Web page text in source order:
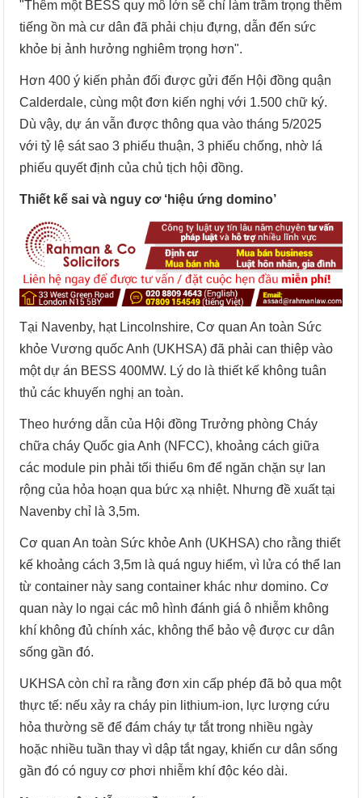
"Thêm một BESS quy mô lớn sẽ chỉ làm trầm trọng thêm
tiếng ồn mà cư dân đã phải chịu đựng, dẫn đến sức
khỏe bị ảnh hưởng nghiêm trọng hơn".
Hơn 400 ý kiến phản đối được gửi đến Hội đồng quận
Calderdale, cùng một đơn kiến nghị với 1.500 chữ ký.
Dù vậy, dự án vẫn được thông qua vào tháng 5/2025
với tỷ lệ sát sao 3 phiếu thuận, 3 phiếu chống, nhờ lá
phiếu quyết định của chủ tịch hội đồng.
Thiết kế sai và nguy cơ ‘hiệu ứng domino’
Tại Navenby, hạt Lincolnshire, Cơ quan An toàn Sức
khỏe Vương quốc Anh (UKHSA) đã phải can thiệp vào
một dự án BESS 400MW. Lý do là thiết kế không tuân
thủ các khuyến nghị an toàn.
Theo hướng dẫn của Hội đồng Trưởng phòng Cháy
chữa cháy Quốc gia Anh (NFCC), khoảng cách giữa
các module pin phải tối thiểu 6m để ngăn chặn sự lan
rộng của hỏa hoạn qua bức xạ nhiệt. Nhưng đề xuất tại
Navenby chỉ là 3,5m.
Cơ quan An toàn Sức khỏe Anh (UKHSA) cho rằng thiết
kế khoảng cách 3,5m là quá nguy hiểm, vì lửa có thể lan
từ container này sang container khác như domino. Cơ
quan này lo ngại các mô hình đánh giá ô nhiễm không
khí không đủ chính xác, không thể bảo vệ được cư dân
sống gần đó.
UKHSA còn chỉ ra rằng đơn xin cấp phép đã bỏ qua một
thực tế: nếu xảy ra cháy pin lithium-ion, lực lượng cứu
hỏa thường sẽ để đám cháy tự tắt trong nhiều ngày
hoặc nhiều tuần thay vì dập tắt ngay, khiến cư dân sống
gần đó có nguy cơ phơi nhiễm khí độc kéo dài.